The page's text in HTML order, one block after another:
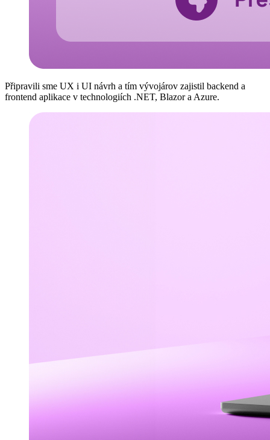
Připravili sme UX i UI návrh a tím vývojárov zajistil backend a
frontend aplikace v technologiích .NET, Blazor a Azure.